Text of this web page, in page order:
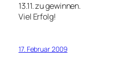
13.11. zu gewinnen.
Viel Erfolg!
17. Februar 2009